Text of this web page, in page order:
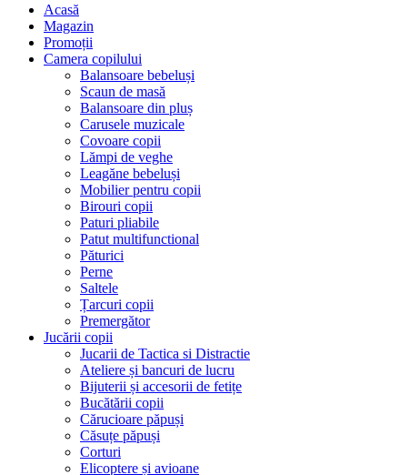
Acasă
Magazin
Promoții
Camera copilului
Balansoare bebeluși
Scaun de masă
Balansoare din pluș
Carusele muzicale
Covoare copii
Lămpi de veghe
Leagăne bebeluși
Mobilier pentru copii
Birouri copii
Paturi pliabile
Patut multifunctional
Păturici
Perne
Saltele
Țarcuri copii
Premergător
Jucării copii
Jucarii de Tactica si Distractie
Ateliere și bancuri de lucru
Bijuterii și accesorii de fetițe
Bucătării copii
Cărucioare păpuși
Căsuțe păpuși
Corturi
Elicoptere și avioane